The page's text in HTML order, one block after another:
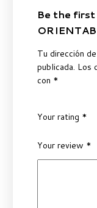
Be the first
Tu dirección
publicada. Los
con *
Your rating *
Your review *